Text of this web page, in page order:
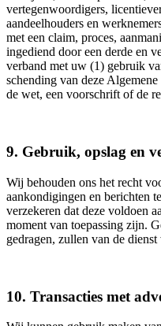
vertegenwoordigers,
aandeelhouders en
met een claim, proces,
ingediend door een derde en
verband met uw (1) gebruik
schending van deze
de wet, een voorschrift of de
9. Gebruik, opslag en
Wij behouden ons het recht
aankondigingen en berichten
verzekeren dat deze voldoen
moment van toepassing zijn.
gedragen, zullen van de
10. Transacties met